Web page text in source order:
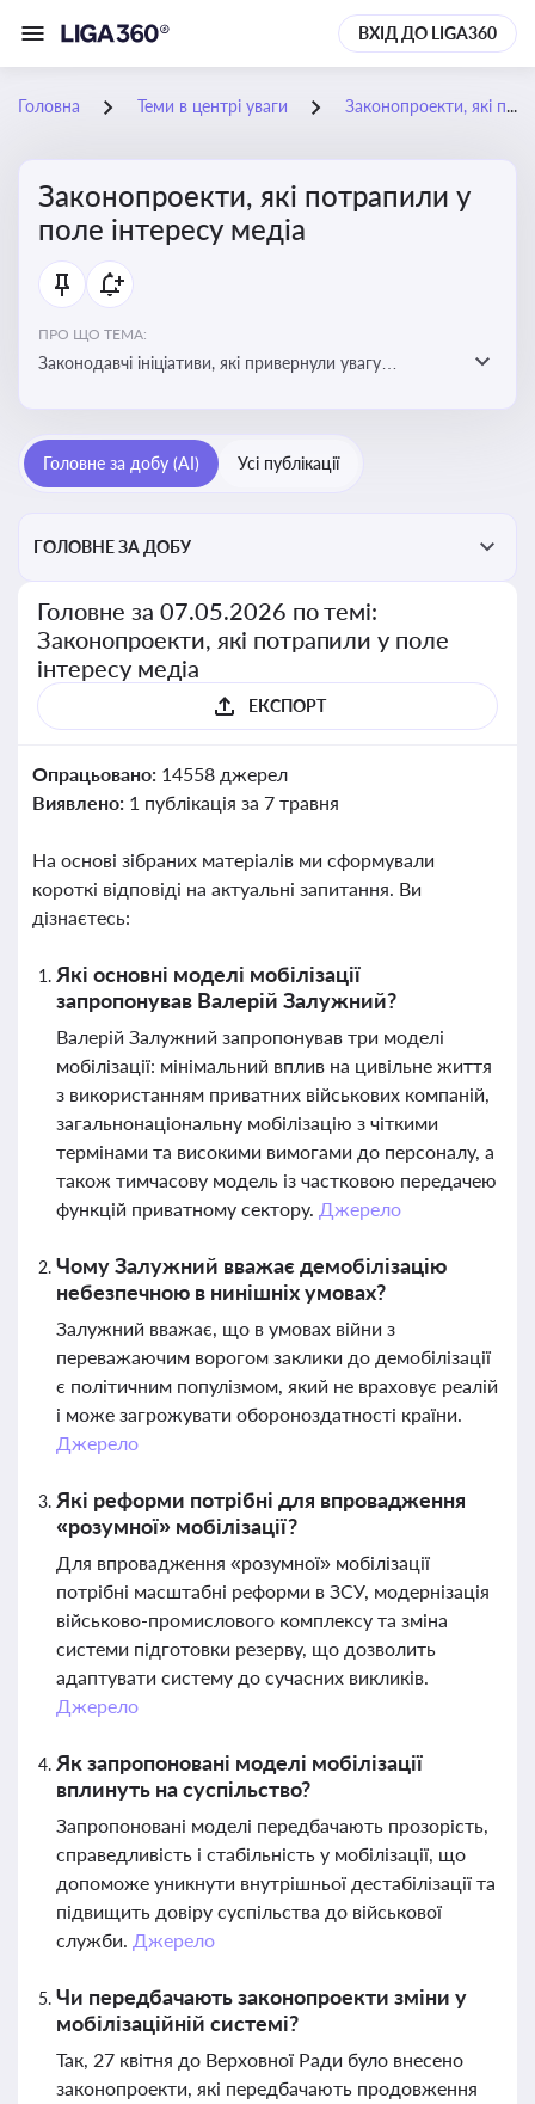
ВХІД ДО LIGA360
Головна Теми в центрі уваги Законопроекти, які потрапили у поле інтересу медіа
Законопроекти, які потрапили у
поле інтересу медіа
ПРО ЩО ТЕМА:
Законодавчі ініціативи, які привернули увагу
прийняття цих проектів пишуть в медіа. Які проекти
викликають найбільше критики
Головне за добу (AI) Усі публікації
ГОЛОВНЕ ЗА ДОБУ
Головне за 07.05.2026 по темі:
Законопроекти, які потрапили у поле
інтересу медіа
ЕКСПОРТ
Опрацьовано: 14558 джерел
Виявлено: 1 публікація за 7 травня
На основі зібраних матеріалів ми сформували
короткі відповіді на актуальні запитання. Ви
дізнаєтесь:
Які основні моделі мобілізації
запропонував Валерій Залужний?
Валерій Залужний запропонував три моделі
мобілізації: мінімальний вплив на цивільне життя
з використанням приватних військових компаній,
загальнонаціональну мобілізацію з чіткими
термінами та високими вимогами до персоналу, а
також тимчасову модель із частковою передачею
функцій приватному сектору. Джерело
Чому Залужний вважає демобілізацію
небезпечною в нинішніх умовах?
Залужний вважає, що в умовах війни з
переважаючим ворогом заклики до демобілізації
є політичним популізмом, який не враховує реалій
і може загрожувати обороноздатності країни.
Джерело
Які реформи потрібні для впровадження
«розумної» мобілізації?
Для впровадження «розумної» мобілізації
потрібні масштабні реформи в ЗСУ, модернізація
військово-промислового комплексу та зміна
системи підготовки резерву, що дозволить
адаптувати систему до сучасних викликів.
Джерело
Як запропоновані моделі мобілізації
вплинуть на суспільство?
Запропоновані моделі передбачають прозорість,
справедливість і стабільність у мобілізації, що
допоможе уникнути внутрішньої дестабілізації та
підвищить довіру суспільства до військової
служби. Джерело
Чи передбачають законопроекти зміни у
мобілізаційній системі?
Так, 27 квітня до Верховної Ради було внесено
законопроекти, які передбачають продовження